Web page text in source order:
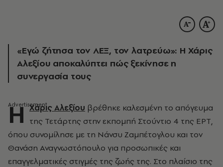
«Εγώ ζήτησα τον ΛΕΞ, τον λατρεύω»: Η Χάρις
Αλεξίου αποκαλύπτει πώς ξεκίνησε η
συνεργασία τους
Η Χάρις Αλεξίου βρέθηκε καλεσμένη το απόγευμα
της Τετάρτης στην εκπομπή Στούντιο 4 της ΕΡΤ,
όπου συνομίλησε με τη Νάνσυ Ζαμπέτογλου και τον
Θανάση Αναγνωστόπουλο για προσωπικές και
επαγγελματικές στιγμές της ζωής της. Στο πλαίσιο της